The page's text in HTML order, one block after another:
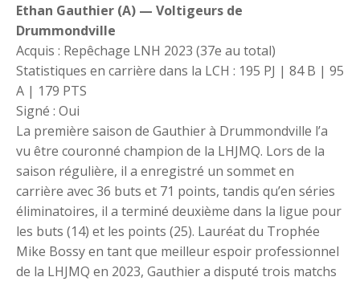
Ethan Gauthier (A) — Voltigeurs de
Drummondville
Acquis : Repêchage LNH 2023 (37e au total)
Statistiques en carrière dans la LCH : 195 PJ | 84 B | 95
A | 179 PTS
Signé : Oui
La première saison de Gauthier à Drummondville l’a
vu être couronné champion de la LHJMQ. Lors de la
saison régulière, il a enregistré un sommet en
carrière avec 36 buts et 71 points, tandis qu’en séries
éliminatoires, il a terminé deuxième dans la ligue pour
les buts (14) et les points (25). Lauréat du Trophée
Mike Bossy en tant que meilleur espoir professionnel
de la LHJMQ en 2023, Gauthier a disputé trois matchs